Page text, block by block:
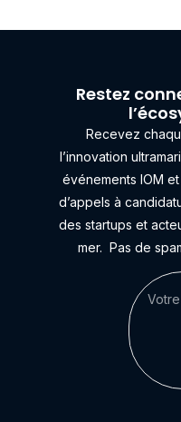
Restez
Recevez
l’innovation
événements IOM
d’appels à
des startups et
mer. Pas de